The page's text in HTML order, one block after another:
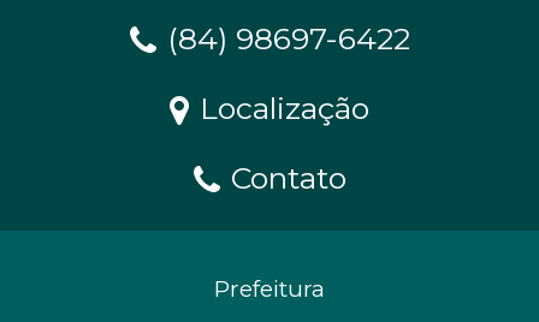
(84) 98697-6422
Localização
Contato
Prefeitura